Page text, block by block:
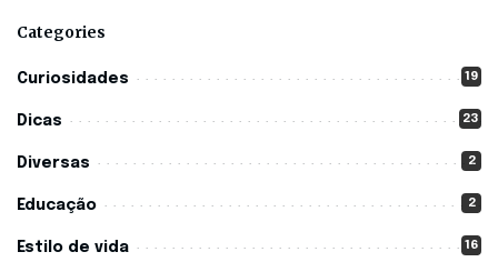
Categories
Curiosidades 19
Dicas 23
Diversas 2
Educação 2
Estilo de vida 16